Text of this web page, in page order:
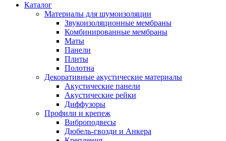
Каталог
Материалы для шумоизоляции
Звукоизоляционные мембраны
Комбинированные мембраны
Маты
Панели
Плиты
Полотна
Декоративные акустические материалы
Акустические панели
Акустические рейки
Диффузоры
Профили и крепеж
Виброподвесы
Дюбель-гвозди и Анкера